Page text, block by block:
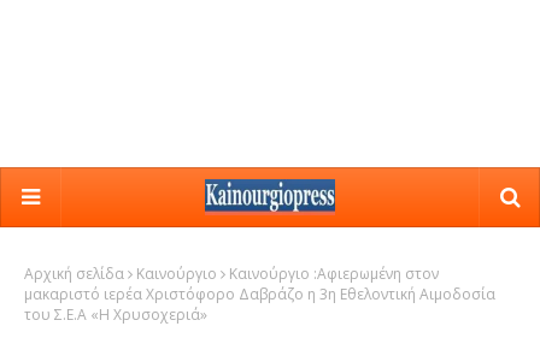
Αρχική σελίδα Καινούργιο
Καινούργιο :Αφιερωμένη στον
μακαριστό ιερέα Χριστόφορο Δαβράζο η 3η Εθελοντική Αιμοδοσία
του Σ.Ε.Α «Η Χρυσοχεριά»